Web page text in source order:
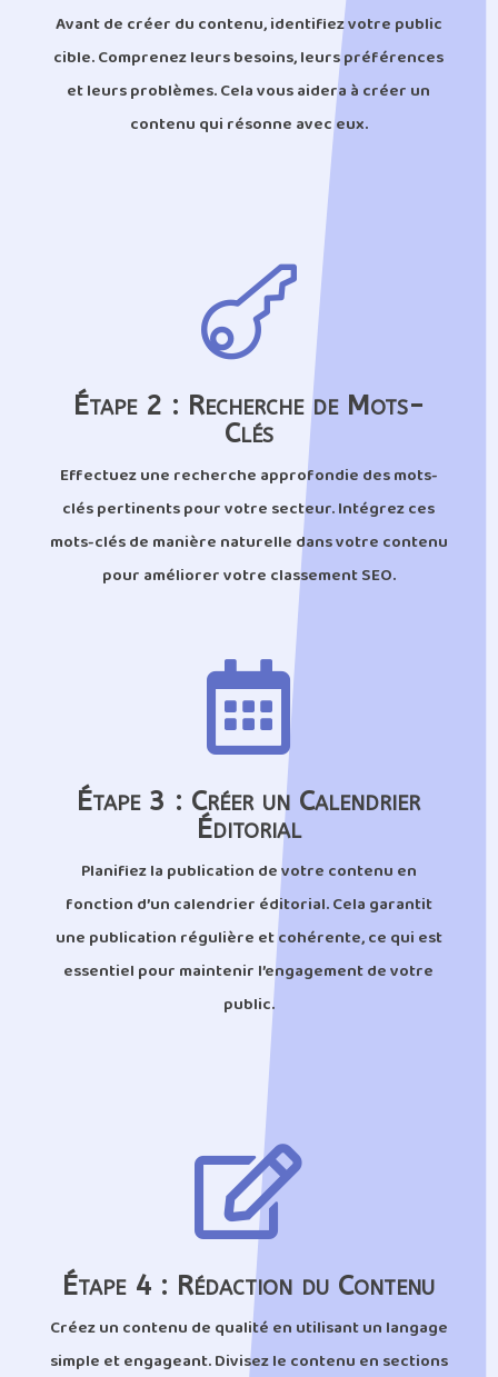
Avant de créer du contenu, identifiez votre public
cible. Comprenez leurs besoins, leurs préférences
et leurs problèmes. Cela vous aidera à créer un
contenu qui résonne avec eux.

Étape 2 : Recherche de Mots-
Clés
Effectuez une recherche approfondie des mots-
clés pertinents pour votre secteur. Intégrez ces
mots-clés de manière naturelle dans votre contenu
pour améliorer votre classement SEO.

Étape 3 : Créer un Calendrier
Éditorial
Planifiez la publication de votre contenu en
fonction d’un calendrier éditorial. Cela garantit
une publication régulière et cohérente, ce qui est
essentiel pour maintenir l’engagement de votre
public.

Étape 4 : Rédaction du Contenu
Créez un contenu de qualité en utilisant un langage
simple et engageant. Divisez le contenu en sections